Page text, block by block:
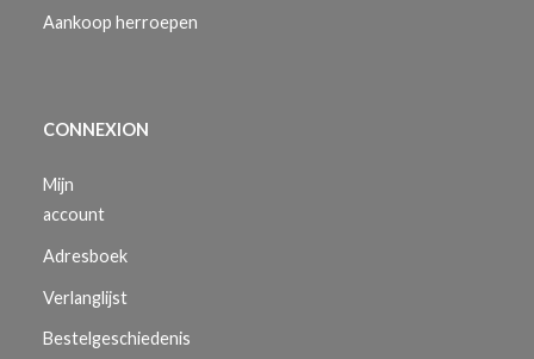
Aankoop herroepen
CONNEXION
Mijn
account
Adresboek
Verlanglijst
Bestelgeschiedenis